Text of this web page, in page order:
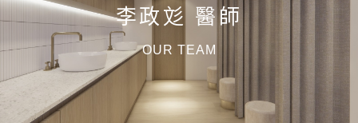
李政彣 醫師
OUR TEAM